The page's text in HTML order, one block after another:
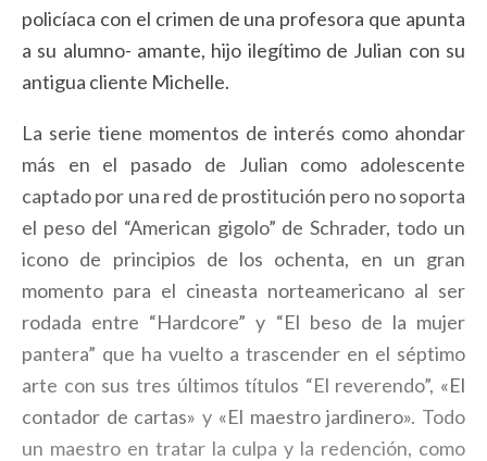
policíaca con el crimen de una profesora que apunta
a su alumno- amante, hijo ilegítimo de Julian con su
antigua cliente Michelle.
La serie tiene momentos de interés como ahondar
más en el pasado de Julian como adolescente
captado por una red de prostitución pero no soporta
el peso del “American gigolo” de Schrader, todo un
icono de principios de los ochenta, en un gran
momento para el cineasta norteamericano al ser
rodada entre “Hardcore” y “El beso de la mujer
pantera” que ha vuelto a trascender en el séptimo
arte con sus tres últimos títulos “El reverendo”, «El
contador de cartas» y «El maestro jardinero». Todo
un maestro en tratar la culpa y la redención, como